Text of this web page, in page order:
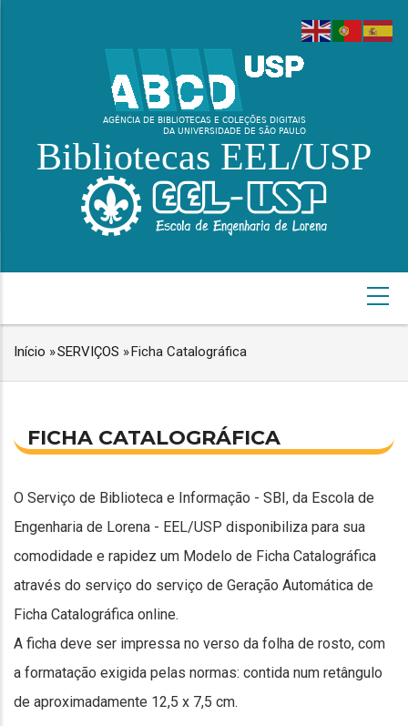
Bibliotecas EEL/USP
TRILHA
DE
Início »SERVIÇOS »Ficha Catalográfica
FICHA CATALOGRÁFICA
O Serviço de Biblioteca e Informação - SBI, da Escola de
Engenharia de Lorena - EEL/USP disponibiliza para sua
comodidade e rapidez um Modelo de Ficha Catalográfica
através do serviço do serviço de Geração Automática de
Ficha Catalográfica online.
A ficha deve ser impressa no verso da folha de rosto, com
a formatação exigida pelas normas: contida num retângulo
de aproximadamente 12,5 x 7,5 cm.